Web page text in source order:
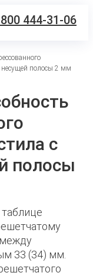
444-31-06
несущей полосы 2 мм
с
полосы
между
33 (34) мм.